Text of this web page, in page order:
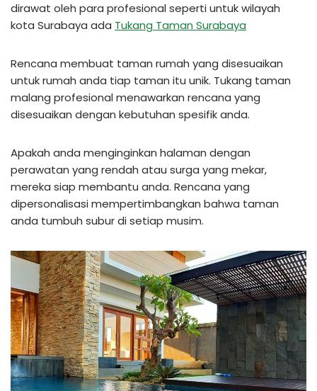
dirawat oleh para profesional seperti untuk wilayah
kota Surabaya ada Tukang Taman Surabaya
Rencana membuat taman rumah yang disesuaikan
untuk rumah anda tiap taman itu unik. Tukang taman
malang profesional menawarkan rencana yang
disesuaikan dengan kebutuhan spesifik anda.
Apakah anda menginginkan halaman dengan
perawatan yang rendah atau surga yang mekar,
mereka siap membantu anda. Rencana yang
dipersonalisasi mempertimbangkan bahwa taman
anda tumbuh subur di setiap musim.